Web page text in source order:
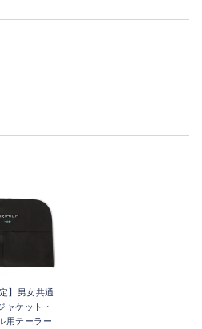
】男女共通
ャケット・
用テーラー